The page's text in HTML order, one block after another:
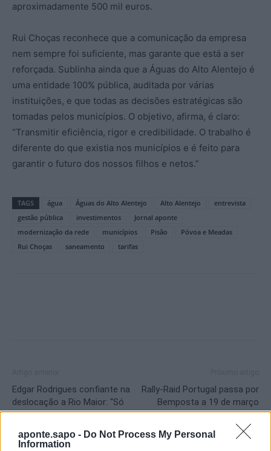
aponte.sapo - Do Not Process My Personal
Information
aproximadamente 500 mil euros.
Rui Choças reconhece que a comunicação da empresa
nem sempre foi suficiente, mas garante que está a ser
reforçada. Sublinha ainda que a Águas do Alto Alentejo é
uma entidade 100% pública, auditada por várias
instituições, e que todas as decisões estratégicas são
tomadas pelos municípios. O objetivo, afirma, é claro:
“Transmitir eficiência, rigor e credibilidade. O trabalho é
diferente do que existia nos municípios e é feito para
garantir o futuro dos nossos filhos e netos.”
TAGS água Águas do Alto Alentejo Alto Alentejo
entrevista
gestão pública
investimentos
Jornal aponte
modernização da rede
municípios Pisão
Póvoa e Meadas
Rui Choças
saneamento tarifas
Edgar Rodrigues confiante na
deslocação a Rio Maior: “Só
pensamos nos três pontos”
Rally‑Raid Portugal passa por
Bemposta a 19 de março